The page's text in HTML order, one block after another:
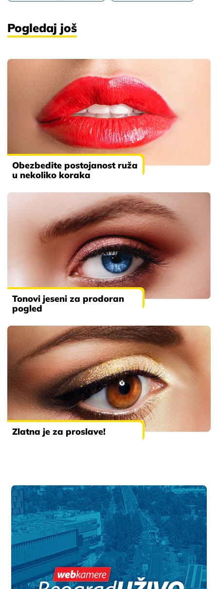
Pogledaj još
Obezbedite postojanost ruža
u nekoliko koraka
Tonovi jeseni za prodoran
pogled
Zlatna je za proslave!